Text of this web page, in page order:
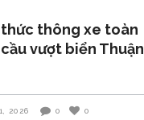
thức thông xe toàn
vượt biển Thuận
2026 0 0